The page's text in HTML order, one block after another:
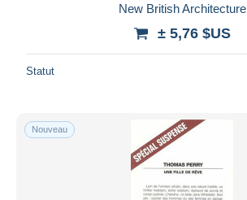
New British Architecture
± 5,76 $US
Statut
Nouveau